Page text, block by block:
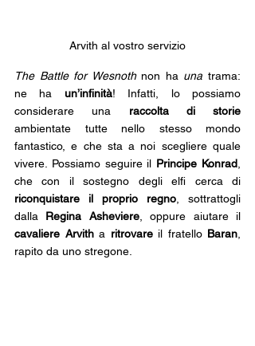
Arvith al vostro servizio
The Battle for Wesnoth non ha una trama:
ne ha un’infinità! Infatti, lo possiamo
considerare una raccolta di storie
ambientate tutte nello stesso mondo
fantastico, e che sta a noi scegliere quale
vivere. Possiamo seguire il Principe Konrad
riconquistare il proprio regno , sottrattogli
dalla Regina Asheviere
cavaliere Arvith a ritrovare il fratello Baran
rapito da uno stregone.